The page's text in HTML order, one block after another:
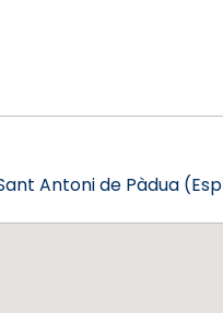
Antoni de Pàdua